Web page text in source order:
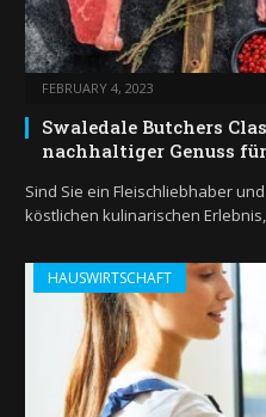
FEBRUARY 4, 2023
Swaledale Butchers
nachhaltiger Genuss
Sind Sie ein Fleischliebhaber
köstlichen kulinarischen
HAUSWIRTSCHAFT